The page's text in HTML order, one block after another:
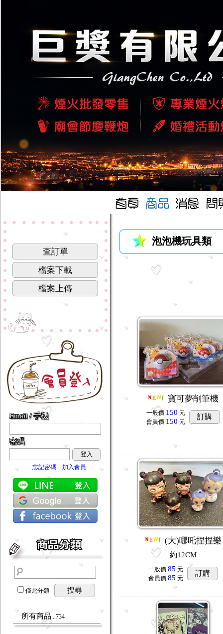
查訂單
檔案下載
檔案上傳
Email / 手機
密碼
登入
忘記密碼
加入會員
僅此分類 搜尋
所有商品 ...734
泡泡機玩具類
寶可夢削筆機
一般價 150 元
會員價 150 元
訂購
(大)哪吒捏捏樂
約12CM
一般價 85 元
會員價 85 元
訂購